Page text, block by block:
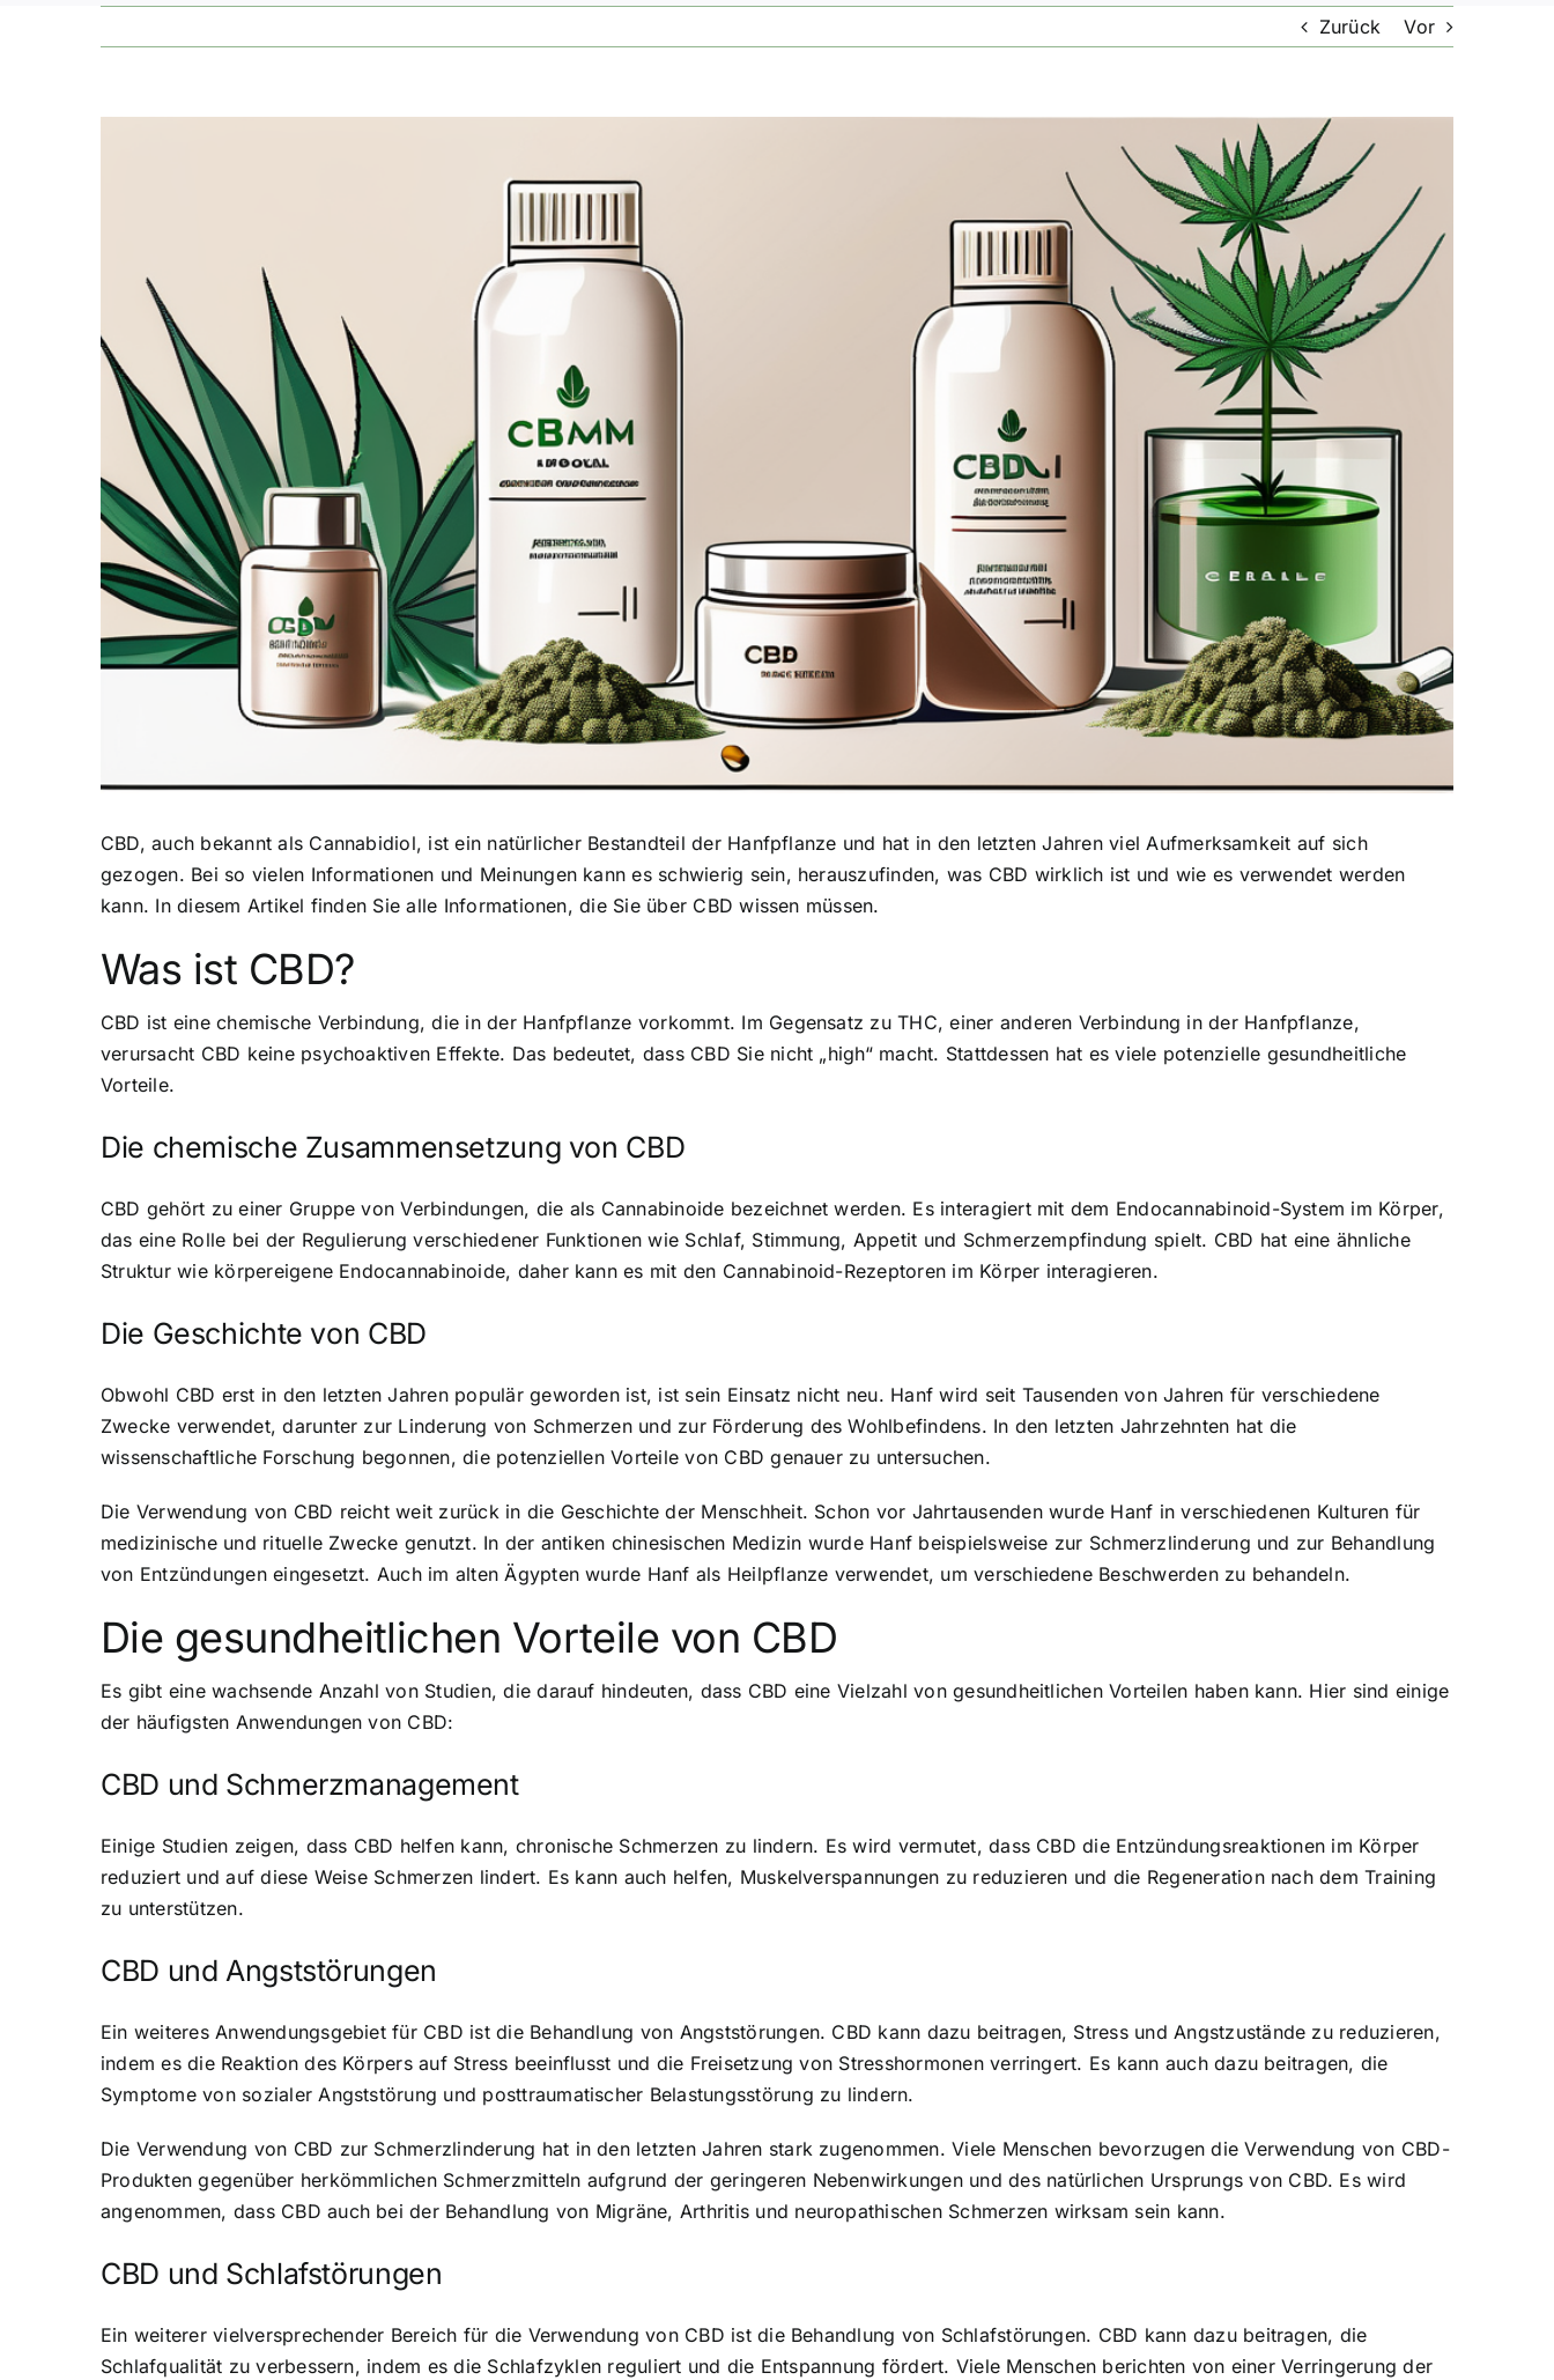
Zurück Vor
CBD, auch bekannt als Cannabidiol, ist ein natürlicher Bestandteil der Hanfpflanze und hat in den letzten Jahren viel Aufmerksamkeit auf sich
gezogen. Bei so vielen Informationen und Meinungen kann es schwierig sein, herauszufinden, was CBD wirklich ist und wie es verwendet werden
kann. In diesem Artikel finden Sie alle Informationen, die Sie über CBD wissen müssen.
Was ist CBD?
CBD ist eine chemische Verbindung, die in der Hanfpflanze vorkommt. Im Gegensatz zu THC, einer anderen Verbindung in der Hanfpflanze,
verursacht CBD keine psychoaktiven Effekte. Das bedeutet, dass CBD Sie nicht „high“ macht. Stattdessen hat es viele potenzielle gesundheitliche
Vorteile.
Die chemische Zusammensetzung von CBD
CBD gehört zu einer Gruppe von Verbindungen, die als Cannabinoide bezeichnet werden. Es interagiert mit dem Endocannabinoid-System im Körper,
das eine Rolle bei der Regulierung verschiedener Funktionen wie Schlaf, Stimmung, Appetit und Schmerzempfindung spielt. CBD hat eine ähnliche
Struktur wie körpereigene Endocannabinoide, daher kann es mit den Cannabinoid-Rezeptoren im Körper interagieren.
Die Geschichte von CBD
Obwohl CBD erst in den letzten Jahren populär geworden ist, ist sein Einsatz nicht neu. Hanf wird seit Tausenden von Jahren für verschiedene
Zwecke verwendet, darunter zur Linderung von Schmerzen und zur Förderung des Wohlbefindens. In den letzten Jahrzehnten hat die
wissenschaftliche Forschung begonnen, die potenziellen Vorteile von CBD genauer zu untersuchen.
Die Verwendung von CBD reicht weit zurück in die Geschichte der Menschheit. Schon vor Jahrtausenden wurde Hanf in verschiedenen Kulturen für
medizinische und rituelle Zwecke genutzt. In der antiken chinesischen Medizin wurde Hanf beispielsweise zur Schmerzlinderung und zur Behandlung
von Entzündungen eingesetzt. Auch im alten Ägypten wurde Hanf als Heilpflanze verwendet, um verschiedene Beschwerden zu behandeln.
Die gesundheitlichen Vorteile von CBD
Es gibt eine wachsende Anzahl von Studien, die darauf hindeuten, dass CBD eine Vielzahl von gesundheitlichen Vorteilen haben kann. Hier sind einige
der häufigsten Anwendungen von CBD:
CBD und Schmerzmanagement
Einige Studien zeigen, dass CBD helfen kann, chronische Schmerzen zu lindern. Es wird vermutet, dass CBD die Entzündungsreaktionen im Körper
reduziert und auf diese Weise Schmerzen lindert. Es kann auch helfen, Muskelverspannungen zu reduzieren und die Regeneration nach dem Training
zu unterstützen.
CBD und Angststörungen
Ein weiteres Anwendungsgebiet für CBD ist die Behandlung von Angststörungen. CBD kann dazu beitragen, Stress und Angstzustände zu reduzieren,
indem es die Reaktion des Körpers auf Stress beeinflusst und die Freisetzung von Stresshormonen verringert. Es kann auch dazu beitragen, die
Symptome von sozialer Angststörung und posttraumatischer Belastungsstörung zu lindern.
Die Verwendung von CBD zur Schmerzlinderung hat in den letzten Jahren stark zugenommen. Viele Menschen bevorzugen die Verwendung von CBD-
Produkten gegenüber herkömmlichen Schmerzmitteln aufgrund der geringeren Nebenwirkungen und des natürlichen Ursprungs von CBD. Es wird
angenommen, dass CBD auch bei der Behandlung von Migräne, Arthritis und neuropathischen Schmerzen wirksam sein kann.
CBD und Schlafstörungen
Ein weiterer vielversprechender Bereich für die Verwendung von CBD ist die Behandlung von Schlafstörungen. CBD kann dazu beitragen, die
Schlafqualität zu verbessern, indem es die Schlafzyklen reguliert und die Entspannung fördert. Viele Menschen berichten von einer Verringerung der